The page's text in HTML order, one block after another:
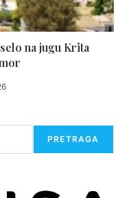
na jugu Krita
PRETRAGA